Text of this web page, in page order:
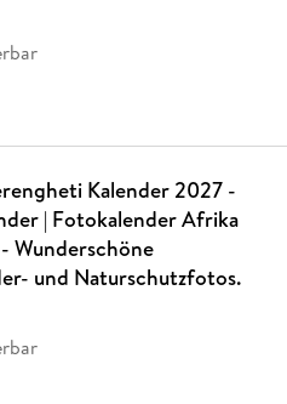
Kalender 2027 -
| Fotokalender Afrika
Wunderschöne
und Naturschutzfotos.